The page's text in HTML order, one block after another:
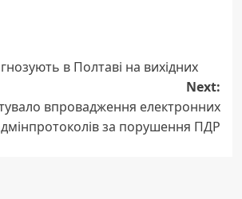
в Полтаві на вихідних
Next:
впровадження електронних
за порушення ПДР